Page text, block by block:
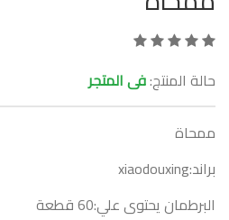
حالة المنتج:فى المتجر
ممحاة
براند:xiaodouxing
البرطمان يحتوى علي:60 قطعة